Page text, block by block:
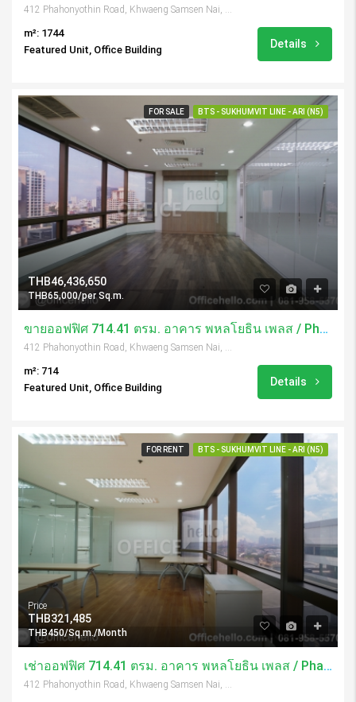
412 Phahonyothin Road, Khwaeng Samsen Nai, Khet Phaya Thai, Krung Thep Maha Nakhon 10400, Thailand
m²: 1744
Featured Unit, Office Building
Details
FOR SALE BTS - SUKHUMVIT LINE - ARI (N5)
THB46,436,650
THB65,000/per Sq.m.
ขายออฟฟิศ 714.41 ตรม. อาคาร พหลโยธิน เพลส / Phaholyothin Place
m²: 714
Featured Unit, Office Building
Details
FOR RENT BTS - SUKHUMVIT LINE - ARI (N5)
Price
THB321,485
THB450/Sq.m./Month
เช่าออฟฟิศ 714.41 ตรม. อาคาร พหลโยธิน เพลส / Phaholyothin Place
412 Phahonyothin Road, Khwaeng Samsen Nai, Khet Phaya Thai, Krung Thep Maha Nakhon 10400, Thailand